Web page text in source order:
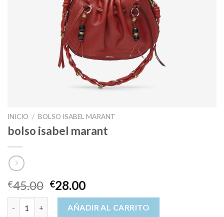
INICIO / BOLSO ISABEL MARANT
bolso isabel marant
€45.00 €28.00
bolso isabel marant cantidadAÑADIR AL CARRITO